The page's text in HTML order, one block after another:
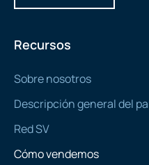
Recursos
Sobre nosotros
Descripción general del
Red SV
Cómo vendemos